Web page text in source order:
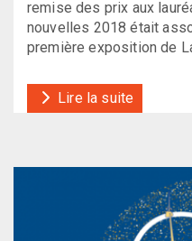
remise des prix aux
nouvelles 2018 était
première exposition de
Lire la suite